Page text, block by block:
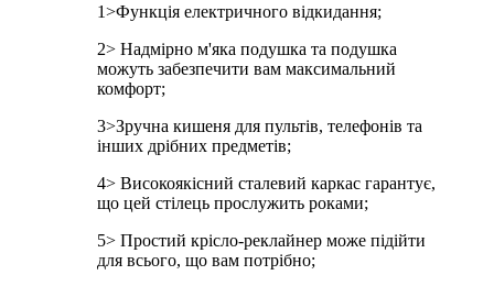
1>Функція електричного відкидання;
2> Надмірно м'яка подушка та подушка
можуть забезпечити вам максимальний
комфорт;
3>Зручна кишеня для пультів, телефонів та
інших дрібних предметів;
4> Високоякісний сталевий каркас гарантує,
що цей стілець прослужить роками;
5> Простий крісло-реклайнер може підійти
для всього, що вам потрібно;